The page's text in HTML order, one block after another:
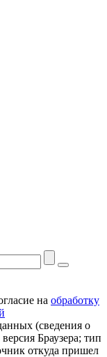
на обработку
(сведения о
Браузера; тип
откуда пришел